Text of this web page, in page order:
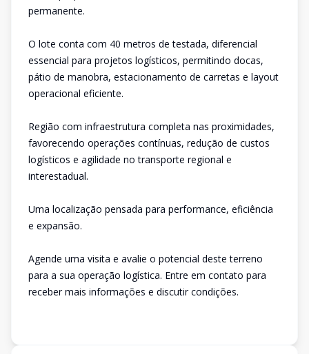
permanente.
O lote conta com 40 metros de testada, diferencial
essencial para projetos logísticos, permitindo docas,
pátio de manobra, estacionamento de carretas e layout
operacional eficiente.
Região com infraestrutura completa nas proximidades,
favorecendo operações contínuas, redução de custos
logísticos e agilidade no transporte regional e
interestadual.
Uma localização pensada para performance, eficiência
e expansão.
Agende uma visita e avalie o potencial deste terreno
para a sua operação logística. Entre em contato para
receber mais informações e discutir condições.